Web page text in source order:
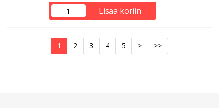
Lisää koriin
1 2 3 4 5 > >>